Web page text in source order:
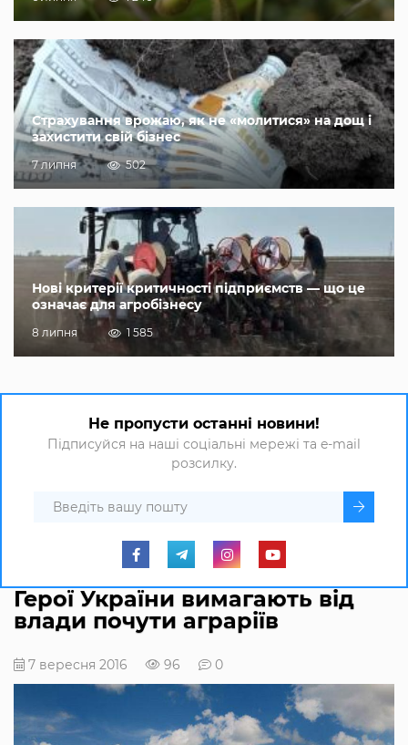
Страхування врожаю, як не «молитися» на дощ і
захистити свій бізнес
7 липня 502
Нові критерії критичності підприємств — що це
означає для агробізнесу
8 липня 1 585
Не пропусти останні новини!
Підписуйся на наші соціальні мережі та e-mail
розсилку.
Герої України вимагають від
влади почути аграріїв
7 вересня 2016 96 0